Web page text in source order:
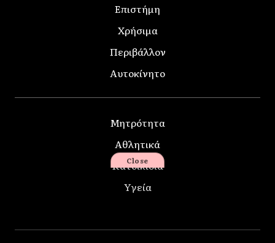
Επιστήμη
Χρήσιμα
Περιβάλλον
Αυτοκίνητο
Μητρότητα
Αθλητικά
Κατοικίδια
Υγεία
Close